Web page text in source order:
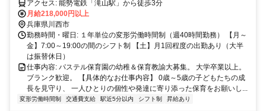
りませんか？アクセス: 能勢電鉄「滝山駅」から徒歩3分
月給218,000円以上
兵庫県川西市
勤務時間・曜日: １年単位の変形労働時間制（週40時間勤務） 【月～
金】7:00～19:00の間のシフト制 【土】月1回程度の出勤あり（大半
は振替休日）
仕事内容: パステル保育園の幼稚＆保育教諭大募集。 大学卒業以上。
ブランク歓迎。 【具体的なお仕事内容】 0歳～5歳の子どもたちの成
長を見守り、 一人ひとりの個性や発達に寄り添った保育をお願いし...
変形労働時間制 交通費支給 駅近5分以内 シフト制 昇給あり